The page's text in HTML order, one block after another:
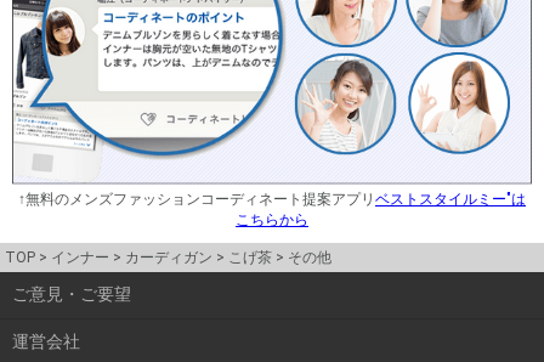
↑無料のメンズファッションコーディネート提案アプリ ベストスタイルミー"は
こちらから
TOP インナー カーディガン こげ茶 その他
ご意見・ご要望
運営会社